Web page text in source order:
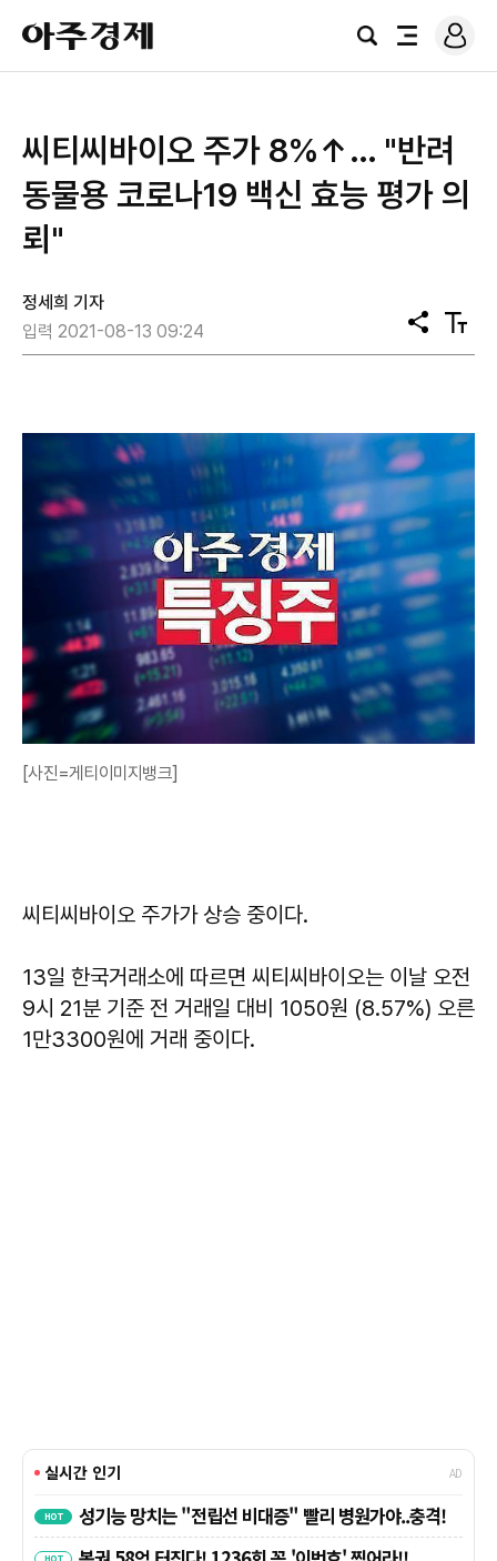
아
주
경
검
전
로
그
씨티씨바이오 주가 8%↑… "반려
동물용 코로나19 백신 효능 평가 의
뢰"
정세희 기자
입력 2021-08-13 09:24
공
유
텍
스
[사진=게티이미지뱅크]
씨티씨바이오 주가가 상승 중이다.
13일 한국거래소에 따르면 씨티씨바이오는 이날 오전
9시 21분 기준 전 거래일 대비 1050원 (8.57%) 오른
1만3300원에 거래 중이다.